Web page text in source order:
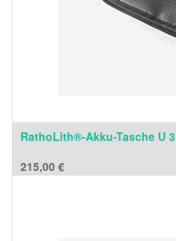
RathoLith®-Akku-Tasche U 3
215,00 €